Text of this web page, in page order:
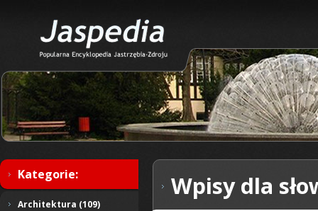
Kategorie:
Architektura (109)
Wpisy dla